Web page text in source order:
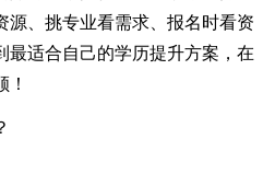
源、挑专业看需求、报名时看资
最适合自己的学历提升方案，在